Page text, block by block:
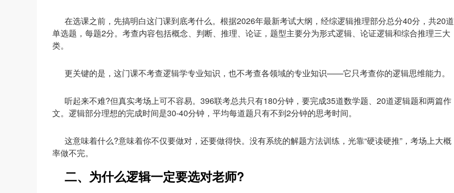
在选课之前，先搞明白这门课到底考什么。根据2026年最新考试大纲，经综逻辑推理部分总分40分，共20道
单选题，每题2分。考查内容包括概念、判断、推理、论证，题型主要分为形式逻辑、论证逻辑和综合推理三大
类。
更关键的是，这门课不考查逻辑学专业知识，也不考查各领域的专业知识——它只考查你的逻辑思维能力。
听起来不难?但真实考场上可不容易。396联考总共只有180分钟，要完成35道数学题、20道逻辑题和两篇作
文。逻辑部分理想的完成时间是30-40分钟，平均每道题只有不到2分钟的思考时间。
这意味着什么?意味着你不仅要做对，还要做得快。没有系统的解题方法训练，光靠“硬读硬推”，考场上大概
率做不完。
二、为什么逻辑一定要选对老师?